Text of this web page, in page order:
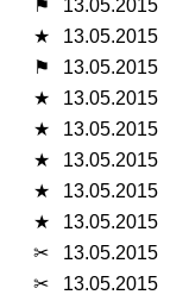
⚑
13.05.2015
★
13.05.2015
⚑
13.05.2015
★
13.05.2015
★
13.05.2015
★
13.05.2015
★
13.05.2015
★
13.05.2015
✂
13.05.2015
✂
13.05.2015